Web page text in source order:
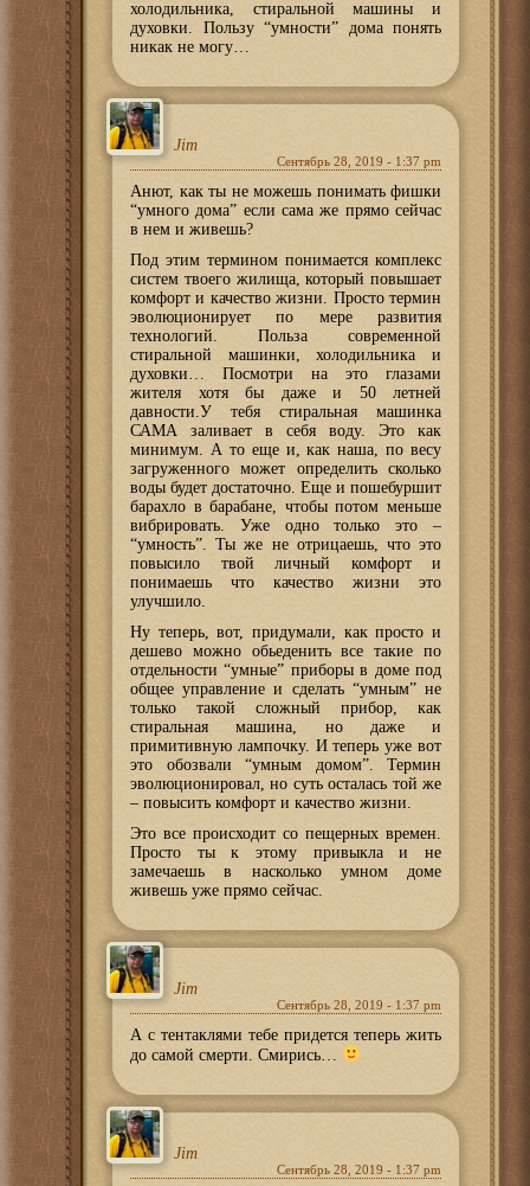
холодильника, стиральной машины и
духовки. Пользу “умности” дома понять
никак не могу…
Jim
Сентябрь 28, 2019 - 1:37 pm
Анют, как ты не можешь понимать фишки
“умного дома” если сама же прямо сейчас
в нем и живешь?
Под этим термином понимается комплекс
систем твоего жилища, который повышает
комфорт и качество жизни. Просто термин
эволюционирует по мере развития
технологий. Польза современной
стиральной машинки, холодильника и
духовки… Посмотри на это глазами
жителя хотя бы даже и 50 летней
давности.У тебя стиральная машинка
САМА заливает в себя воду. Это как
минимум. А то еще и, как наша, по весу
загруженного может определить сколько
воды будет достаточно. Еще и пошебуршит
барахло в барабане, чтобы потом меньше
вибрировать. Уже одно только это –
“умность”. Ты же не отрицаешь, что это
повысило твой личный комфорт и
понимаешь что качество жизни это
улучшило.
Ну теперь, вот, придумали, как просто и
дешево можно обьеденить все такие по
отдельности “умные” приборы в доме под
общее управление и сделать “умным” не
только такой сложный прибор, как
стиральная машина, но даже и
примитивную лампочку. И теперь уже вот
это обозвали “умным домом”. Термин
эволюционировал, но суть осталась той же
– повысить комфорт и качество жизни.
Это все происходит со пещерных времен.
Просто ты к этому привыкла и не
замечаешь в насколько умном доме
живешь уже прямо сейчас.
Jim
Сентябрь 28, 2019 - 1:37 pm
А с тентаклями тебе придется теперь жить
до самой смерти. Смирись…
Jim
Сентябрь 28, 2019 - 1:37 pm